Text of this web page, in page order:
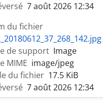
7 août 2026 12:34
du fichier
de support Image
MIME image/jpeg
du fichier 17.5 KiB
7 août 2026 12:34